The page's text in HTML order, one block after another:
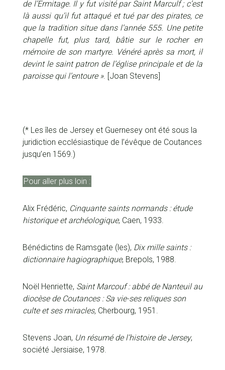
de l’Ermitage. Il y fut visité par Saint Marculf ; c’est
là aussi qu’il fut attaqué et tué par des pirates, ce
que la tradition situe dans l’année 555. Une petite
chapelle fut, plus tard, bâtie sur le rocher en
mémoire de son martyre. Vénéré après sa mort, il
devint le saint patron de l’église principale et de la
paroisse qui l’entoure ». [Joan Stevens]
(* Les îles de Jersey et Guernesey ont été sous la
juridiction ecclésiastique de l’évêque de Coutances
jusqu’en 1569.)
Pour aller plus loin :
Alix Frédéric, Cinquante saints normands : étude
historique et archéologique, Caen, 1933.
Bénédictins de Ramsgate (les), Dix mille saints :
dictionnaire hagiographique, Brepols, 1988.
Noël Henriette, Saint Marcouf : abbé de Nanteuil au
diocèse de Coutances : Sa vie-ses reliques son
culte et ses miracles,Cherbourg, 1951.
Stevens Joan, Un résumé de l’histoire de Jersey,
société Jersiaise, 1978.